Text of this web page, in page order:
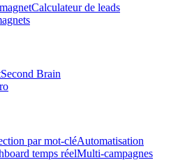
Calculateur de leads
Second Brain
par mot-cléAutomatisation
temps réelMulti-campagnes